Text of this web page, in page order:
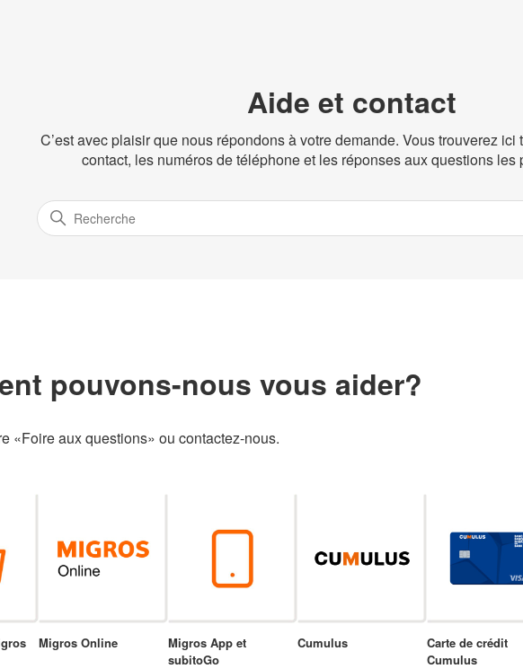
Aide et contact
C’est avec plaisir que nous répondons à votre demande. Vous trouverez
contact, les numéros de téléphone et les réponses aux questions les
pouvons-nous vous aider?
«Foire aux questions» ou contactez-nous.
Migros Online
Migros App et
subitoGo
Cumulus
Carte de crédit
Cumulus